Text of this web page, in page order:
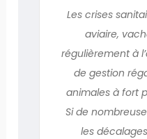
Les crises
aviaire,
régulièrement à
de gestion
animales à fort
Si de
les